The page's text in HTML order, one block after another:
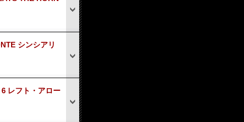
シンシアリ
レフト・アロー